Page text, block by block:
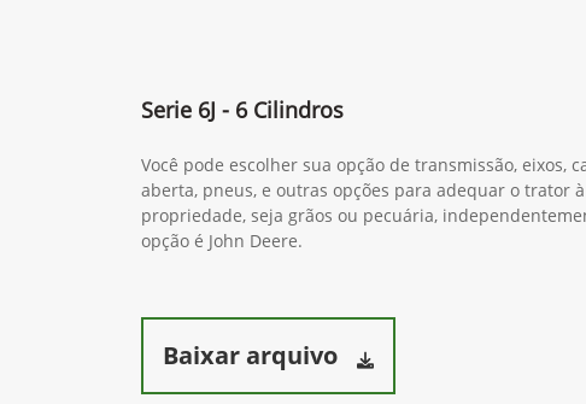
Serie 6J - 6 Cilindros
Você pode escolher sua opção de transmissão, eixos,
aberta, pneus, e outras opções para adequar o trator
propriedade, seja grãos ou pecuária,
opção é John Deere.
Baixar arquivo